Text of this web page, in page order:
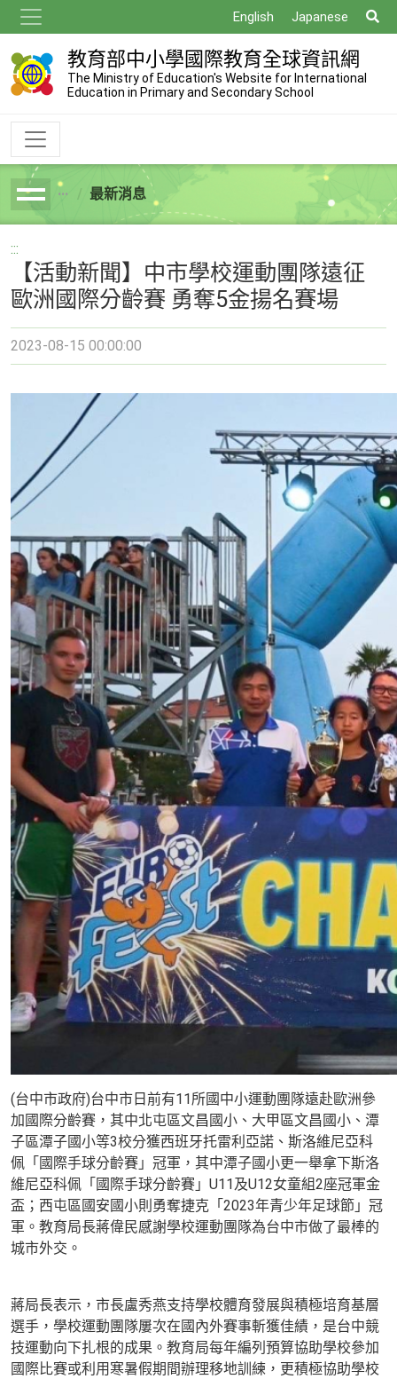
到
主
要
內
English Japanese
尋
教育部中小學國際教育全球資訊網
The Ministry of Education's Website for International
Education in Primary and Secondary School
breadcrumb最新消息
:::
【活動新聞】中市學校運動團隊遠征
歐洲國際分齡賽 勇奪5金揚名賽場
2023-08-15 00:00:00
(台中市政府)台中市日前有11所國中小運動團隊遠赴歐洲參
加國際分齡賽，其中北屯區文昌國小、大甲區文昌國小、潭
子區潭子國小等3校分獲西班牙托雷利亞諾、斯洛維尼亞科
佩「國際手球分齡賽」冠軍，其中潭子國小更一舉拿下斯洛
維尼亞科佩「國際手球分齡賽」U11及U12女童組2座冠軍金
盃；西屯區國安國小則勇奪捷克「2023年青少年足球節」冠
軍。教育局長蔣偉民感謝學校運動團隊為台中市做了最棒的
城市外交。
蔣局長表示，市長盧秀燕支持學校體育發展與積極培育基層
選手，學校運動團隊屢次在國內外賽事斬獲佳績，是台中競
技運動向下扎根的成果。教育局每年編列預算協助學校參加
國際比賽或利用寒暑假期間辦理移地訓練，更積極協助學校